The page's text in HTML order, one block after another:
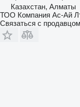
Казахстан, Алматы
ТОО Компания Ас-Ай
Связаться с продавцом